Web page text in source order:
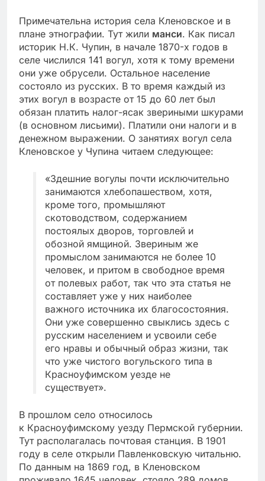
Примечательна история села Кленовское и в
плане этнографии. Тут жили манси. Как писал
историк Н.К. Чупин, в начале 1870-х годов в
селе числился 141 вогул, хотя к тому времени
они уже обрусели. Остальное население
состояло из русских. В то время каждый из
этих вогул в возрасте от 15 до 60 лет был
обязан платить налог-ясак звериными шкурами
(в основном лисьими). Платили они налоги и в
денежном выражении. О занятиях вогул села
Кленовское у Чупина читаем следующее:
«Здешние вогулы почти исключительно
занимаются хлебопашеством, хотя,
кроме того, промышляют
скотоводством, содержанием
постоялых дворов, торговлей и
обозной ямщиной. Звериным же
промыслом занимаются не более 10
человек, и притом в свободное время
от полевых работ, так что эта статья не
составляет уже у них наиболее
важного источника их благосостояния.
Они уже совершенно свыклись здесь с
русским населением и усвоили себе
его нравы и обычный образ жизни, так
что уже чистого вогульского типа в
Красноуфимском уезде не
существует».
В прошлом село относилось
к Красноуфимскому уезду Пермской губернии.
Тут располагалась почтовая станция. В 1901
году в селе открыли Павленковскую читальню.
По данным на 1869 год, в Кленовском